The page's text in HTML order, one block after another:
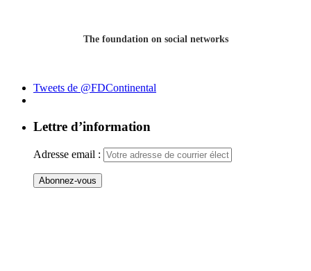
The foundation on social networks
Tweets de @FDContinental
Lettre d’information
Adresse email :